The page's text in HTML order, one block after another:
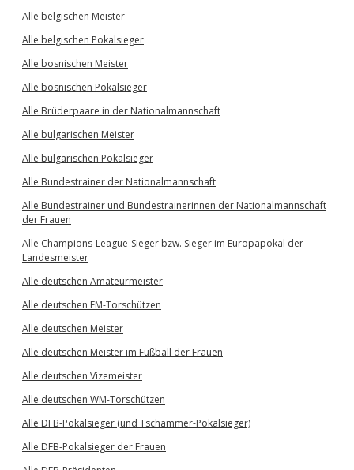
Alle belgischen Meister
Alle belgischen Pokalsieger
Alle bosnischen Meister
Alle bosnischen Pokalsieger
Alle Brüderpaare in der Nationalmannschaft
Alle bulgarischen Meister
Alle bulgarischen Pokalsieger
Alle Bundestrainer der Nationalmannschaft
Alle Bundestrainer und Bundestrainerinnen der Nationalmannschaft
der Frauen
Alle Champions-League-Sieger bzw. Sieger im Europapokal der
Landesmeister
Alle deutschen Amateurmeister
Alle deutschen EM-Torschützen
Alle deutschen Meister
Alle deutschen Meister im Fußball der Frauen
Alle deutschen Vizemeister
Alle deutschen WM-Torschützen
Alle DFB-Pokalsieger (und Tschammer-Pokalsieger)
Alle DFB-Pokalsieger der Frauen